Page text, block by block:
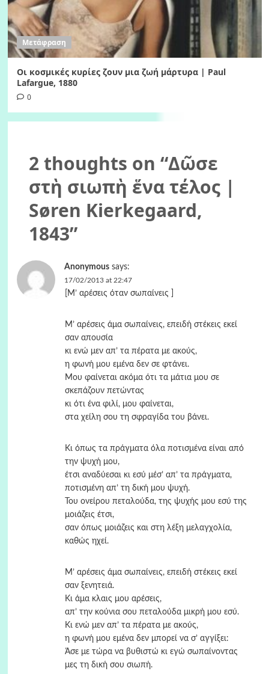
Μετάφραση
Οι κοσμικές κυρίες ζουν μια ζωή μάρτυρα | Paul
Lafargue, 1880
0
2 thoughts on “Δῶσε
στὴ σιωπὴ ἕνα τέλος |
Søren Kierkegaard,
1843”
Anonymous says:
17/02/2013 at 22:47
[M’ αρέσεις όταν σωπαίνεις ]
Μ’ αρέσεις άμα σωπαίνεις, επειδή στέκεις εκεί
σαν απουσία
κι ενώ μεν απ’ τα πέρατα με ακούς,
η φωνή μου εμένα δεν σε φτάνει.
Μου φαίνεται ακόμα ότι τα μάτια μου σε
σκεπάζουν πετώντας
κι ότι ένα φιλί, μου φαίνεται,
στα χείλη σου τη σφραγίδα του βάνει.
Κι όπως τα πράγματα όλα ποτισμένα είναι από
την ψυχή μου,
έτσι αναδύεσαι κι εσύ μέσ’ απ’ τα πράγματα,
ποτισμένη απ’ τη δική μου ψυχή.
Του ονείρου πεταλούδα, της ψυχής μου εσύ της
μοιάζεις έτσι,
σαν όπως μοιάζεις και στη λέξη μελαγχολία,
καθώς ηχεί.
Μ’ αρέσεις άμα σωπαίνεις, επειδή στέκεις εκεί
σαν ξενητειά.
Κι άμα κλαις μου αρέσεις,
απ’ την κούνια σου πεταλούδα μικρή μου εσύ.
Κι ενώ μεν απ’ τα πέρατα με ακούς,
η φωνή μου εμένα δεν μπορεί να σ’ αγγίξει:
Άσε με τώρα να βυθιστώ κι εγώ σωπαίνοντας
μες τη δική σου σιωπή.